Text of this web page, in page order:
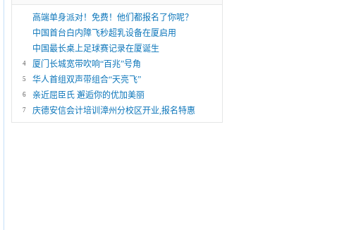
高端单身派对！免费！他们都报名了你呢？
中国首台白内障飞秒超乳设备在厦启用
中国最长桌上足球赛记录在厦诞生
4 厦门长城宽带吹响“百兆”号角
5 华人首组双声带组合“天亮飞”
6 亲近屈臣氏 邂逅你的优加美丽
7 庆德安信会计培训漳州分校区开业,报名特惠